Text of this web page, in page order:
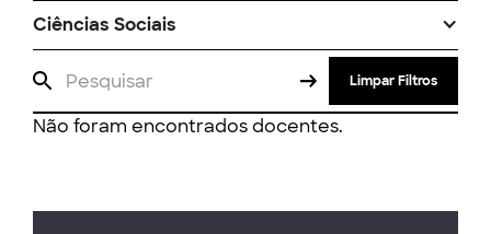
Ciências Sociais
Limpar Filtros
Não foram encontrados docentes.